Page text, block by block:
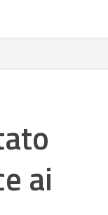
ai
Documentale